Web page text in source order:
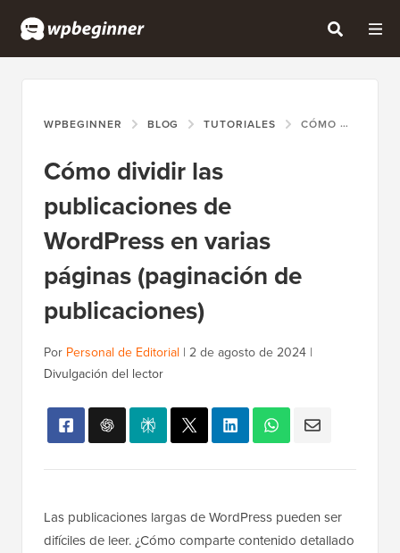
WPBEGINNER BLOG TUTORIALES CÓMO DIVIDIR LAS PUBLICACIONES DE WORDPRESS EN VARIAS PÁGINAS (PAGINACIÓN DE PUBLICACIONES)
Cómo dividir las
publicaciones de
WordPress en varias
páginas (paginación de
publicaciones)
Por Personal de Editorial | 2 de agosto de 2024 |
Divulgación del lector
Las publicaciones largas de WordPress pueden ser
difíciles de leer. ¿Cómo comparte contenido detallado